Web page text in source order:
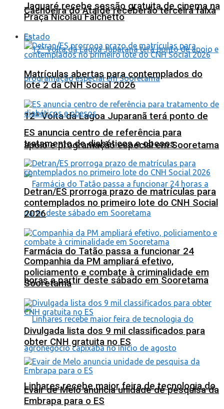
Cachoeira do Ataíde receberão terceira faixa
12ª Volta da Lagoa Juparanã terá ponto de
apoio e programação especial em Sooretama
Farmácia do Tatão passa a funcionar 24
horas a partir deste sábado em Sooretama
Linhares recebe maior feira de tecnologia do
Jaguaré recebe sessão gratuita de cinema na
Praça Nicolau Falchetto
Estado
Matrículas abertas para contemplados do
lote 2 da CNH Social 2026
ES anuncia centro de referência para
tratamento de diabéticos e obesos
Detran/ES prorroga prazo de matrículas para
contemplados no primeiro lote do CNH Social
2026
Companhia da PM ampliará efetivo,
policiamento e combate à criminalidade em
Sooretama
Divulgada lista dos 9 mil classificados para
obter CNH gratuita no ES
Evair de Melo anuncia unidade de pesquisa da
Embrapa para o ES